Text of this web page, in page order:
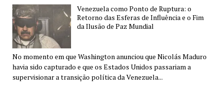
Venezuela como Ponto de Ruptura: o
Retorno das Esferas de Influência e o Fim
da Ilusão de Paz Mundial
No momento em que Washington anunciou que Nicolás Maduro
havia sido capturado e que os Estados Unidos passariam a
supervisionar a transição política da Venezuela...